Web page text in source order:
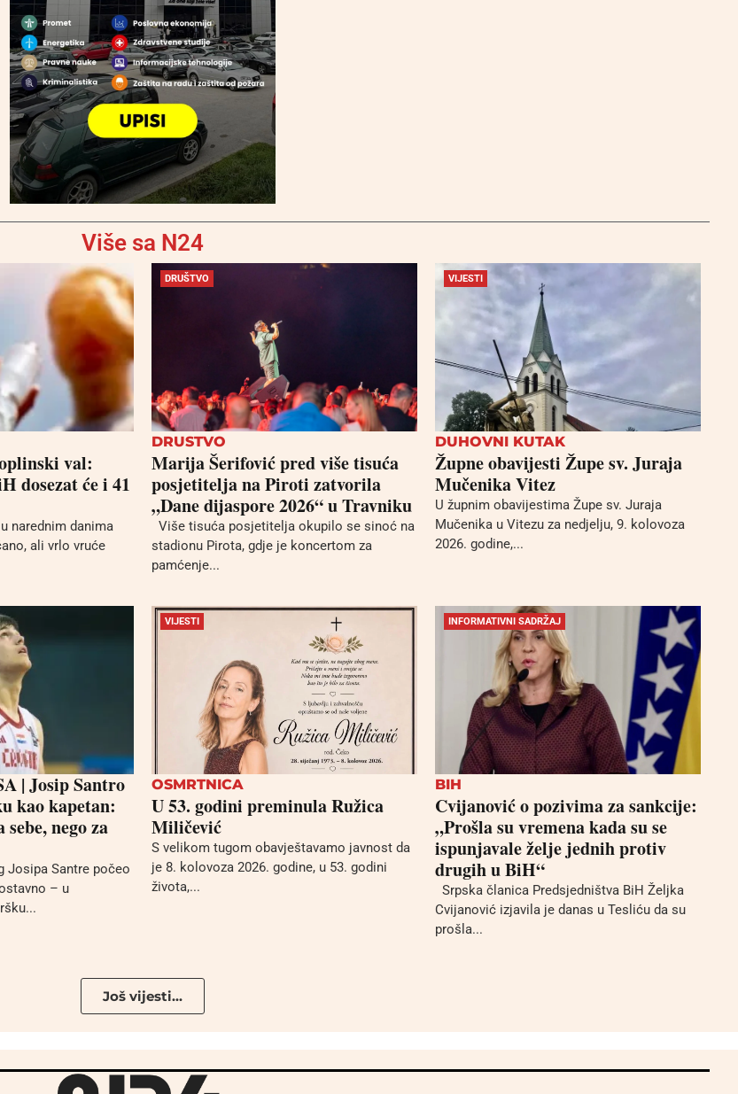
Više sa N24
val:
dosezat će i 41
narednim danima
ali vrlo vruće
DRUŠTVO
DRUSTVO
Marija Šerifović pred više tisuća
posjetitelja na Piroti zatvorila
„Dane dijaspore 2026“ u Travniku
Više tisuća posjetitelja okupilo se sinoć na
stadionu Pirota, gdje je koncertom za
pamćenje...
VIJESTI
DUHOVNI KUTAK
Župne obavijesti Župe sv. Juraja
Mučenika Vitez
U župnim obavijestima Župe sv. Juraja
Mučenika u Vitezu za nedjelju, 9. kolovoza
2026. godine,...
| Josip Santro
kao kapetan:
sebe, nego za
Josipa Santre počeo
– u
VIJESTI
OSMRTNICA
U 53. godini preminula Ružica
Miličević
S velikom tugom obavještavamo javnost da
je 8. kolovoza 2026. godine, u 53. godini
života,...
INFORMATIVNI SADRŽAJ
BIH
Cvijanović o pozivima za sankcije:
„Prošla su vremena kada su se
ispunjavale želje jednih protiv
drugih u BiH“
Srpska članica Predsjedništva BiH Željka
Cvijanović izjavila je danas u Tesliću da su
prošla...
Još vijesti...